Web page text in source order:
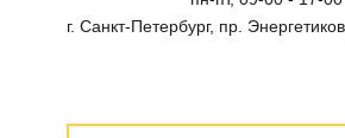
г. Санкт-Петербург, пр.